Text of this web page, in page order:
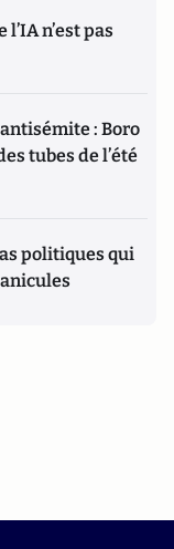
n’est pas
: Boro
tubes de l’été
politiques qui